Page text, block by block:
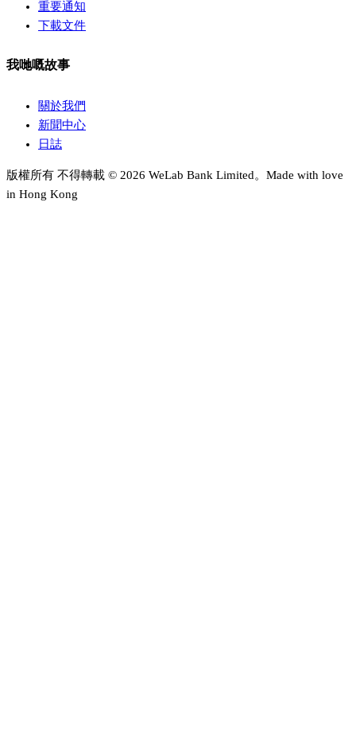
重要通知
下載文件
我哋嘅故事
關於我們
新聞中心
日誌
版權所有 不得轉載 © 2026 WeLab Bank Limited。Made with love
in Hong Kong